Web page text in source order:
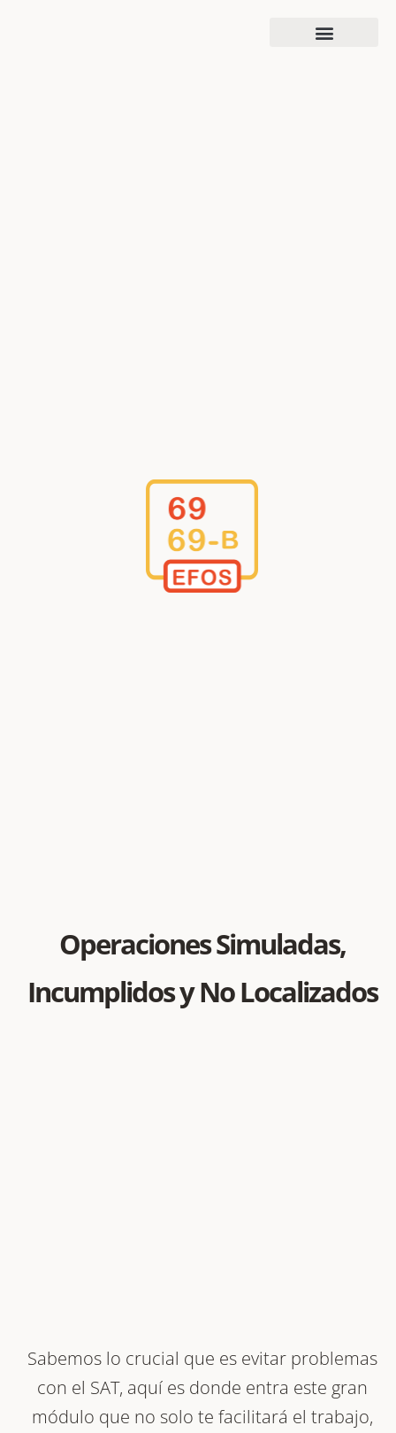
Operaciones Simuladas,
Incumplidos y No Localizados
Sabemos lo crucial que es evitar problemas
con el SAT, aquí es donde entra este gran
módulo que no solo te facilitará el trabajo,